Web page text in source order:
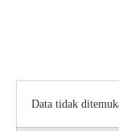
Data tidak